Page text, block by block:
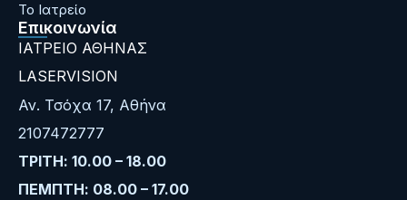
Το Ιατρείο
Επικοινωνία
ΙΑΤΡΕΙΟ ΑΘΗΝΑΣ
LASERVISION
Αν. Τσόχα 17, Αθήνα
2107472777
ΤΡΙΤΗ: 10.00 – 18.00
ΠΕΜΠΤΗ: 08.00 – 17.00